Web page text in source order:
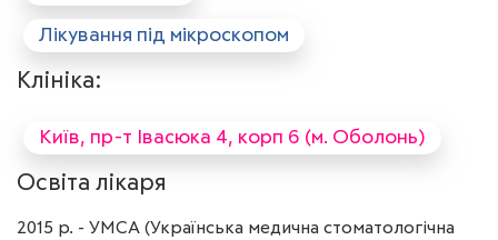
Лікування під мікроскопом
Клініка:
Київ, пр-т Івасюка 4, корп 6 (м. Оболонь)
Освіта лікаря
2015 р. - УМСА (Українська медична стоматологічна